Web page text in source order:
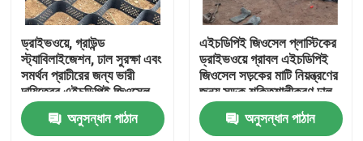
বাড়ি
ড্রাইভওয়ে, গ্রাউন্ড
স্ট্যাবিলাইজেশন, ঢাল সুরক্ষা এবং
সমর্থন প্রাচীরের জন্য ভারী
দায়িত্বের এইচডিপিই জিওসেল
গ্রাউল গ্রিড সিস্টেম
অনুসন্ধান পাঠান
এইচডিপিই জিওসেল প্লাস্টিকের
ড্রাইভওয়ে গ্রাবল এইচডিপিই
জিওসেল সড়কের মাটি নিয়ন্ত্রণের
জন্য সড়ক শক্তিশালীকরণ ঢাল
সুরক্ষা ক্ষয় নিয়ন্ত্রণ গ্রাবল
হাইওয়ে
অনুসন্ধান পাঠান